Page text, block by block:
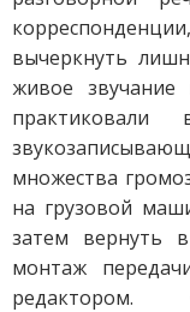
вычеркнуть
живое
практиковали
множества
на грузовой
затем вернуть
монтаж